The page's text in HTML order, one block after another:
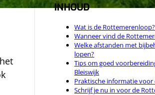
INHOUD
Wat is de Rottemerenloop?
Wanneer vind de
Welke afstanden met
lopen?
Tips om goed
Bleiswijk
Praktische informatie
Schrijf je nu in voor de